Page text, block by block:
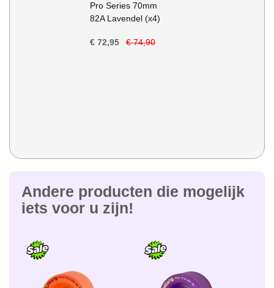
Pro Series 70mm
82A Lavendel (x4)
€ 72,95 € 74,90
Andere producten die mogelijk
iets voor u zijn!